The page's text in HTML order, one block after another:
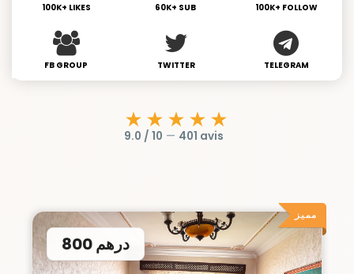
100K+ LIKES 60K+ SUB 100K+ FOLLOW
FB GROUP TWITTER TELEGRAM
★★★★★
9.0 / 10 — 401 avis
مميز
800 درهم